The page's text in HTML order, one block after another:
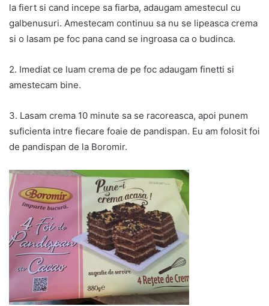
la fiert si cand incepe sa fiarba, adaugam amestecul cu
galbenusuri. Amestecam continuu sa nu se lipeasca crema
si o lasam pe foc pana cand se ingroasa ca o budinca.
2. Imediat ce luam crema de pe foc adaugam finetti si
amestecam bine.
3. Lasam crema 10 minute sa se racoreasca, apoi punem
suficienta intre fiecare foaie de pandispan. Eu am folosit foi
de pandispan de la Boromir.